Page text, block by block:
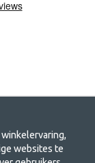
websites te